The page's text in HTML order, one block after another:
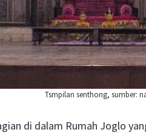
Tsmpilan senthong, sumber:
di dalam Rumah Joglo